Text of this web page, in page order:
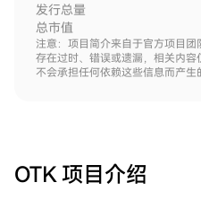
发行总量
总市值
注意：项目简介来自于官方项目
存在过时、错误或遗漏，相关内
不会承担任何依赖这些信息而产生
OTK 项目介绍